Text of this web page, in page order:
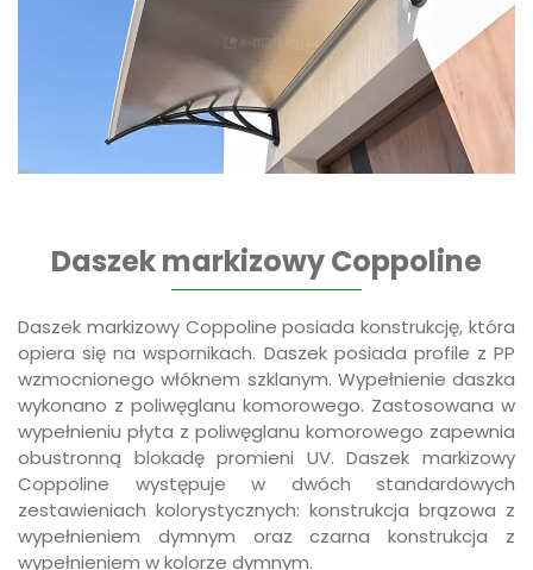
Daszek markizowy Coppoline
Daszek markizowy Coppoline posiada konstrukcję, która
opiera się na wspornikach. Daszek posiada profile z PP
wzmocnionego włóknem szklanym. Wypełnienie daszka
wykonano z poliwęglanu komorowego. Zastosowana w
wypełnieniu płyta z poliwęglanu komorowego zapewnia
obustronną blokadę promieni UV. Daszek markizowy
Coppoline występuje w dwóch standardowych
zestawieniach kolorystycznych: konstrukcja brązowa z
wypełnieniem dymnym oraz czarna konstrukcja z
wypełnieniem w kolorze dymnym.